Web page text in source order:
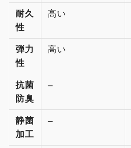
耐久
性
高い
弾力
性
高い
抗菌
防臭
–
静菌
加工
–